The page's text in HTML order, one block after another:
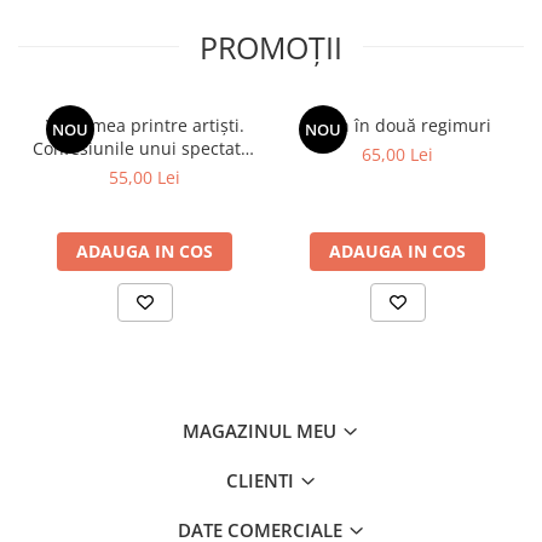
PROMOȚII
NOU
Viața mea printre artiști.
Confesiunile unui spectator
fidel
55,00 Lei
ADAUGA IN COS
NOU
Spion în două regimuri
65,00 Lei
ADAUGA IN COS
MAGAZINUL MEU
CLIENTI
DATE COMERCIALE